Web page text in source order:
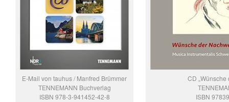
E-Mail von tauhus / Manfred Brümmer
TENNEMANN Buchverlag
ISBN 978-3-941452-42-8
CD „Wünsche
ISBN